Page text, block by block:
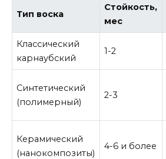
Тип воска
Стойкость,
мес
Классический
карнаубский
1-2
Синтетический
(полимерный)
2-3
Керамический
(нанокомпозиты)
4-6 и более